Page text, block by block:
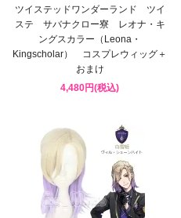
ツイステッドワンダーランド ツイ
ステ サバナクロー寮 レオナ・キ
ングスカラー（Leona・
Kingscholar） コスプレウィッグ＋
おまけ
4,480円(税込)